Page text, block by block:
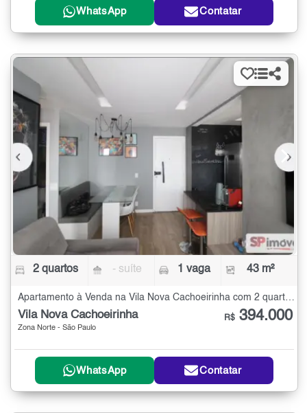
WhatsApp Contatar
2 quartos - suíte 1 vaga 43 m²
Apartamento à Venda na Vila Nova Cachoeirinha com 2 quartos - 43 m²
Vila Nova Cachoeirinha
Zona Norte - São Paulo
R$ 394.000
WhatsApp Contatar